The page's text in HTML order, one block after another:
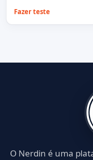
Fazer teste
O Nerdin é uma